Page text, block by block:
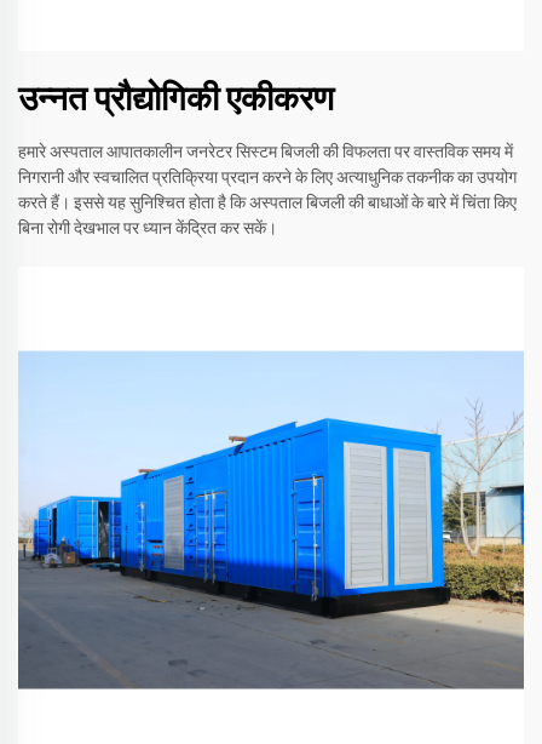
उन्नत प्रौद्योगिकी एकीकरण
हमारे अस्पताल आपातकालीन जनरेटर सिस्टम बिजली की विफलता पर वास्तविक समय में
निगरानी और स्वचालित प्रतिक्रिया प्रदान करने के लिए अत्याधुनिक तकनीक का उपयोग
करते हैं। इससे यह सुनिश्चित होता है कि अस्पताल बिजली की बाधाओं के बारे में चिंता किए
बिना रोगी देखभाल पर ध्यान केंद्रित कर सकें।